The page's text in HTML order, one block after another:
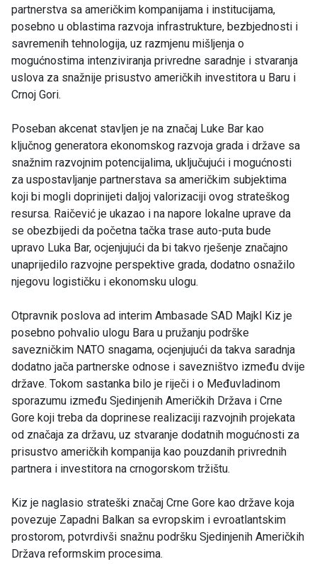
partnerstva sa američkim kompanijama i institucijama,
posebno u oblastima razvoja infrastrukture, bezbjednosti i
savremenih tehnologija, uz razmjenu mišljenja o
mogućnostima intenziviranja privredne saradnje i stvaranja
uslova za snažnije prisustvo američkih investitora u Baru i
Crnoj Gori.
Poseban akcenat stavljen je na značaj Luke Bar kao
ključnog generatora ekonomskog razvoja grada i države sa
snažnim razvojnim potencijalima, uključujući i mogućnosti
za uspostavljanje partnerstava sa američkim subjektima
koji bi mogli doprinijeti daljoj valorizaciji ovog strateškog
resursa. Raičević je ukazao i na napore lokalne uprave da
se obezbijedi da početna tačka trase auto-puta bude
upravo Luka Bar, ocjenjujući da bi takvo rješenje značajno
unaprijedilo razvojne perspektive grada, dodatno osnažilo
njegovu logističku i ekonomsku ulogu.
Otpravnik poslova ad interim Ambasade SAD Majkl Kiz je
posebno pohvalio ulogu Bara u pružanju podrške
savezničkim NATO snagama, ocjenjujući da takva saradnja
dodatno jača partnerske odnose i savezništvo između dvije
države. Tokom sastanka bilo je riječi i o Međuvladinom
sporazumu između Sjedinjenih Američkih Država i Crne
Gore koji treba da doprinese realizaciji razvojnih projekata
od značaja za državu, uz stvaranje dodatnih mogućnosti za
prisustvo američkih kompanija kao pouzdanih privrednih
partnera i investitora na crnogorskom tržištu.
Kiz je naglasio strateški značaj Crne Gore kao države koja
povezuje Zapadni Balkan sa evropskim i evroatlantskim
prostorom, potvrdivši snažnu podršku Sjedinjenih Američkih
Država reformskim procesima.